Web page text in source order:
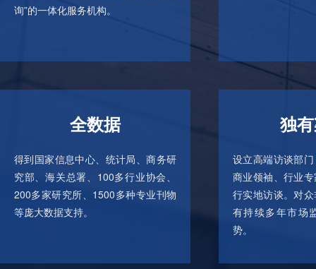
询”的一体化服务机构。
全数据
得到国家信息中心、统计局、商务研
究部、海关总署、100多行业协会、
200多家研究所、1500多种专业刊物
等庞大数据支持。
独
设立高端访谈部
商业领袖、行业
行实地访谈。对
有持续多年市场
势。